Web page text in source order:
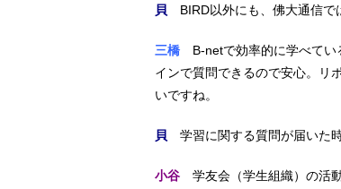
貝 BIRD以外にも、佛大通信で
三橋 B-netで効率的に学べてい
インで質問できるので安心。リ
いですね。
貝 学習に関する質問が届いた
小谷 学友会（学生組織）の活